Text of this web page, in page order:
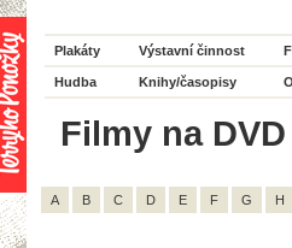
Plakáty Výstavní činnost
Hudba Knihy/časopisy
Filmy na
A B C D E F G H